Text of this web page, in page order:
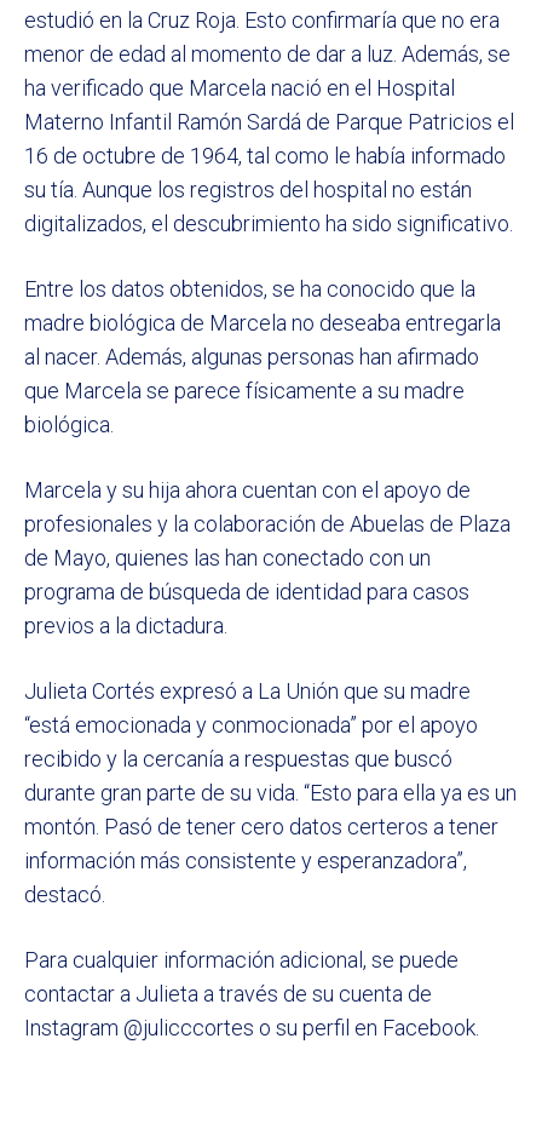
estudió en la Cruz Roja. Esto confirmaría que no era
menor de edad al momento de dar a luz. Además, se
ha verificado que Marcela nació en el Hospital
Materno Infantil Ramón Sardá de Parque Patricios el
16 de octubre de 1964, tal como le había informado
su tía. Aunque los registros del hospital no están
digitalizados, el descubrimiento ha sido significativo.
Entre los datos obtenidos, se ha conocido que la
madre biológica de Marcela no deseaba entregarla
al nacer. Además, algunas personas han afirmado
que Marcela se parece físicamente a su madre
biológica.
Marcela y su hija ahora cuentan con el apoyo de
profesionales y la colaboración de Abuelas de Plaza
de Mayo, quienes las han conectado con un
programa de búsqueda de identidad para casos
previos a la dictadura.
Julieta Cortés expresó a La Unión que su madre
“está emocionada y conmocionada” por el apoyo
recibido y la cercanía a respuestas que buscó
durante gran parte de su vida. “Esto para ella ya es un
montón. Pasó de tener cero datos certeros a tener
información más consistente y esperanzadora”,
destacó.
Para cualquier información adicional, se puede
contactar a Julieta a través de su cuenta de
Instagram @julicccortes o su perfil en Facebook.